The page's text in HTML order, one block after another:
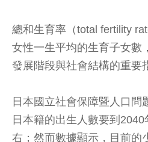
總和生育率（total fertility
女性一生平均的生育子女數
發展階段與社會結構的重要
日本國立社會保障暨人口問
日本籍的出生人數要到
右；然而數據顯示，目前的